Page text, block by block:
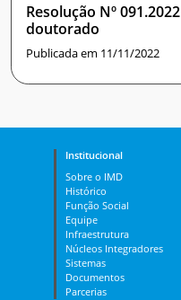
Resolução Nº
doutorado
Publicada em 11/11/2022
Institucional
Sobre o IMD
Histórico
Função Social
Equipe
Infraestrutura
Núcleos Integradores
Sistemas
Documentos
Parcerias